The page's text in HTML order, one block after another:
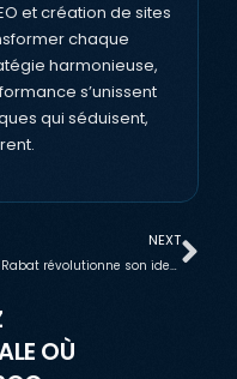
et création de sites
chaque
harmonieuse,
s’unissent
qui séduisent,
NEXT
Quand Rabat révolutionne son identité visuelle : secrets d’une transformation digitale qui inspire
OÙ